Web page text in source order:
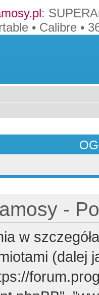
:
• Calibre •
-
w
(dalej